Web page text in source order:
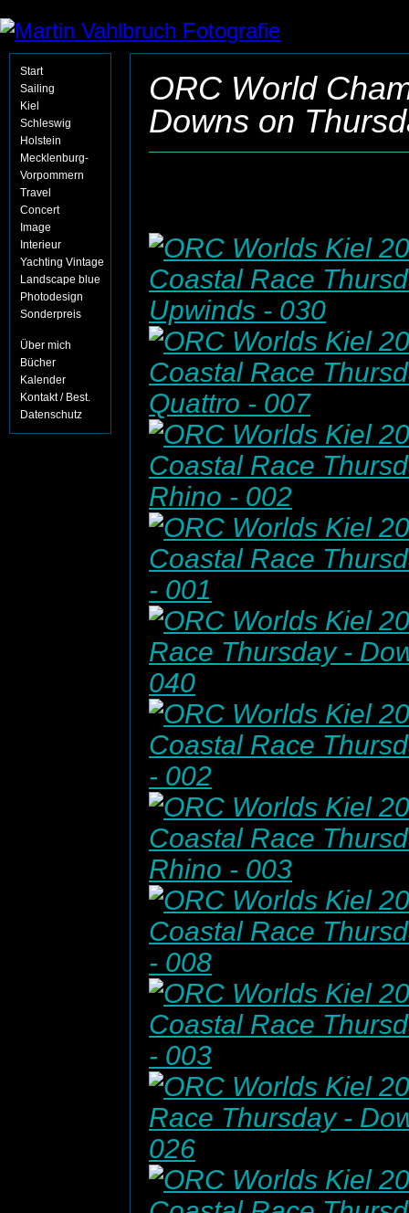
Start
Sailing
Kiel
Schleswig
Holstein
Mecklenburg-
Vorpommern
Travel
Concert
Image
Interieur
Yachting Vintage
Landscape blue
Photodesign
Sonderpreis
Über mich
Bücher
Kalender
Kontakt / Best.
Datenschutz
ORC World
Downs on